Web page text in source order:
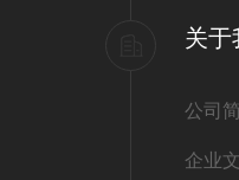
关于
公司
企业